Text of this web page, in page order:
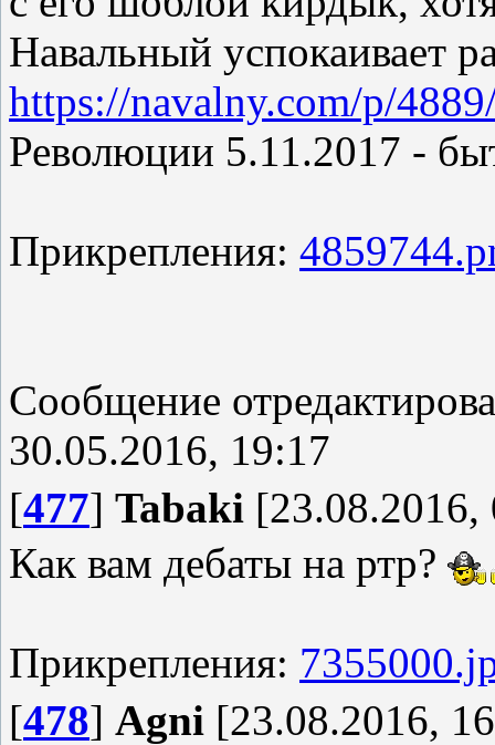
Навальный успокаивает
https://navalny.com/p/
Революции 5.11.2017 -
Прикрепления:
Сообщение
30.05.2016, 19:17
[477] Tabaki [23.08.2016,
Как вам дебаты на ртр?
Прикрепления:
[478] Agni [23.08.2016,